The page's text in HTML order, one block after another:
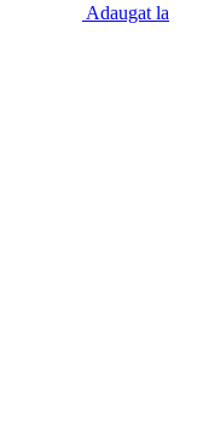
Adaugat la